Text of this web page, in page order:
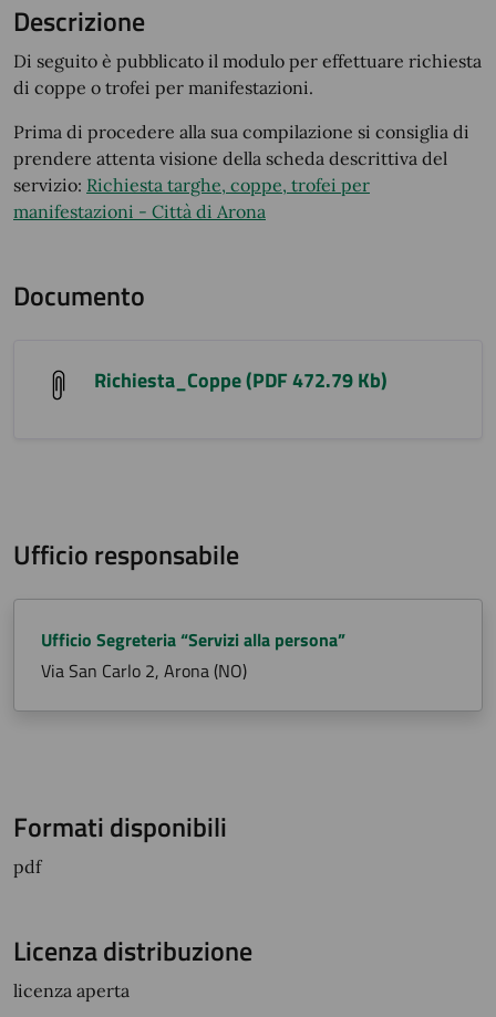
Descrizione
Di seguito è pubblicato il modulo per effettuare richiesta
di coppe o trofei per manifestazioni.
Prima di procedere alla sua compilazione si consiglia di
prendere attenta visione della scheda descrittiva del
servizio: Richiesta targhe, coppe, trofei per
manifestazioni - Città di Arona
Documento
Richiesta_Coppe (PDF 472.79 Kb)
Ufficio responsabile
Ufficio Segreteria “Servizi alla persona”
Via San Carlo 2, Arona (NO)
Formati disponibili
pdf
Licenza distribuzione
licenza aperta